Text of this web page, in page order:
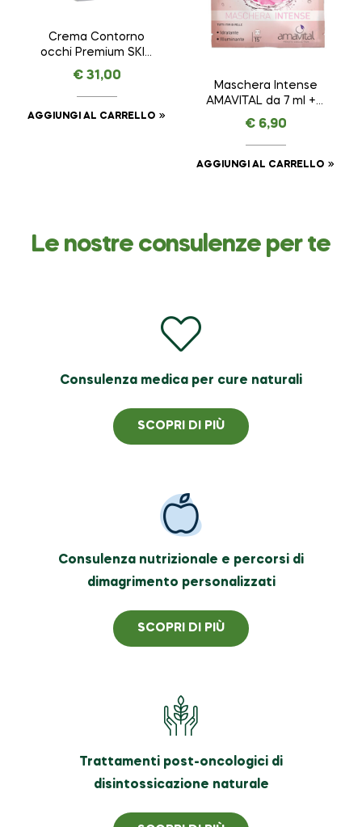
Crema Contorno
occhi Premium SKIN
REMINDER ANTI AGE
PREMIUM – AMAVITAL
da 15 ml
€31,00
AGGIUNGI AL CARRELLO
Maschera Intense
AMAVITAL da 7 ml + 7
ml
€6,90
AGGIUNGI AL CARRELLO
Le nostre consulenze per te
Consulenza medica per cure naturali
SCOPRI DI PIÙ
Consulenza nutrizionale e percorsi di
dimagrimento personalizzati
SCOPRI DI PIÙ
Trattamenti post-oncologici di
disintossicazione naturale